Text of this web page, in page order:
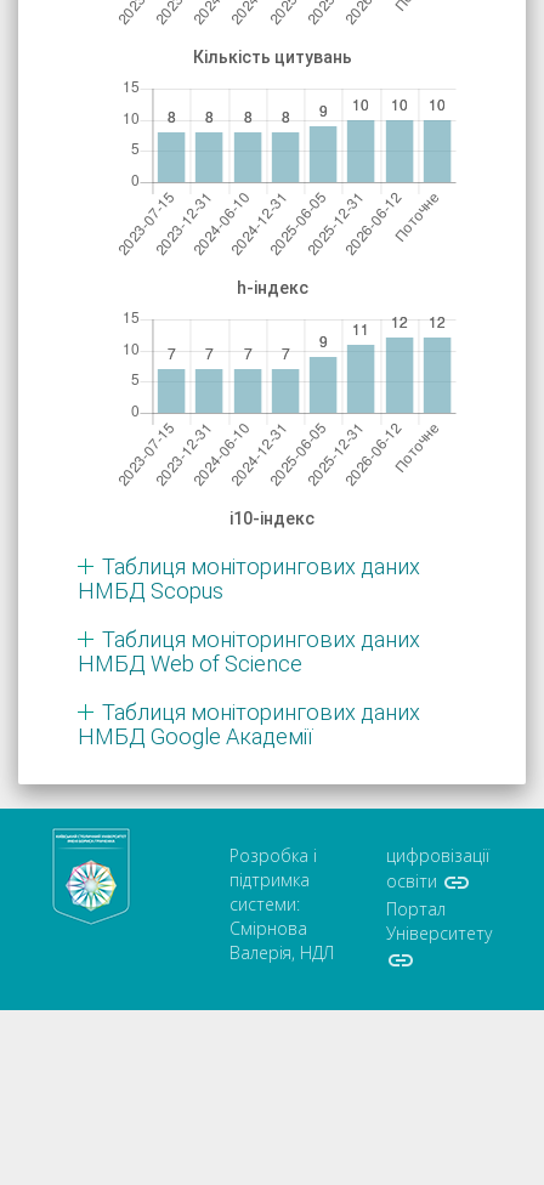
Кількість цитувань
h-індекс
і10-індекс
Таблиця моніторингових даних
НМБД Scopus
Таблиця моніторингових даних
НМБД Web of Science
Таблиця моніторингових даних
НМБД Google Академії
Розробка і
підтримка
системи:
Смірнова
Валерія, НДЛ
цифровізації
освіти 
Портал
Університету
